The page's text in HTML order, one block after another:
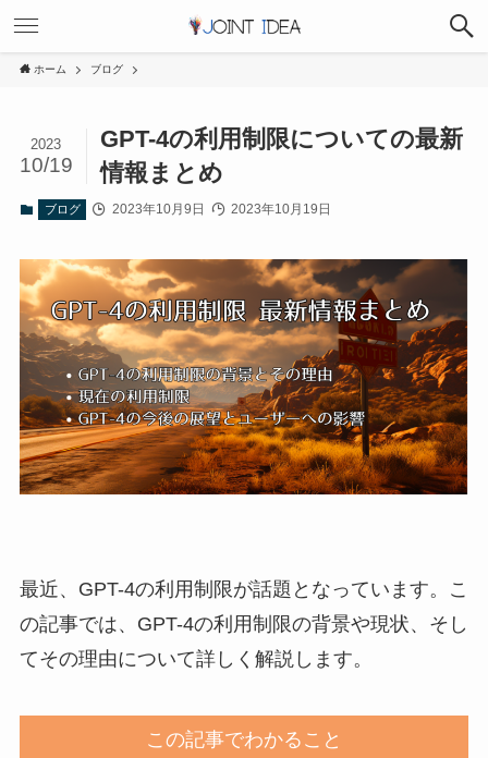
ホーム ブログ
GPT-4の利用制限についての最新
情報まとめ
2023
10/19
ブログ 2023年10月9日 2023年10月19日
最近、GPT-4の利用制限が話題となっています。こ
の記事では、GPT-4の利用制限の背景や現状、そし
てその理由について詳しく解説します。
この記事でわかること